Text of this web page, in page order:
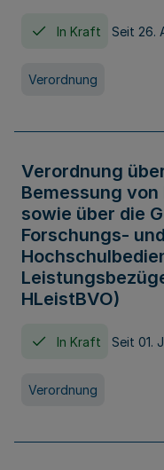
In Kraft Seit 26.
Verordnung
Verordnung
Bemessung
sowie über die
Forschungs-
HLeistBVO)
In Kraft Seit 01.
Verordnung